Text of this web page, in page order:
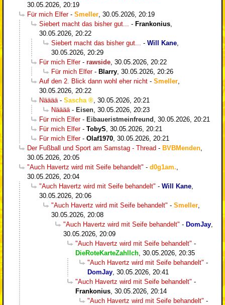
30.05.2026, 20:19
Für mich Elfer- Smeller 30.05.2026, 20:19
Siebert macht das bisher gut...
- Frankonius
30.05.2026, 20:22
Siebert macht das bisher gut...
- Will Kane
30.05.2026, 20:29
Für mich Elfer- rawside 30.05.2026, 20:22
Für mich Elfer- Blarry 30.05.2026, 20:26
Auf den 2. Blick dann wohl eher nicht - Smeller
30.05.2026, 20:22
Nääää - Sascha
30.05.2026, 20:21
Nääää - Eisen 30.05.2026, 20:23
Für mich Elfer- Eibaueristmeinfreund
30.05.2026, 20:21
Für mich Elfer- TobyS 30.05.2026, 20:21
Für mich Elfer- Olaf1970 30.05.2026, 20:21
Der Fußball und Sport am Samstag - Thread - BVBMenden
30.05.2026, 20:05
"Auch Havertz wird mit Seife behandelt" - d0g1am.
30.05.2026, 20:04
"Auch Havertz wird mit Seife behandelt" - Will Kane
30.05.2026, 20:06
"Auch Havertz wird mit Seife behandelt" - Smeller
30.05.2026, 20:08
"Auch Havertz wird mit Seife behandelt" - DomJay
30.05.2026, 20:09
"Auch Havertz wird mit Seife behandelt" -
DieRoteKarteZahlIch 30.05.2026, 20:35
"Auch Havertz wird mit Seife behandelt" -
DomJay 30.05.2026, 20:41
"Auch Havertz wird mit Seife behandelt" -
Frankonius 30.05.2026, 20:14
"Auch Havertz wird mit Seife behandelt" -